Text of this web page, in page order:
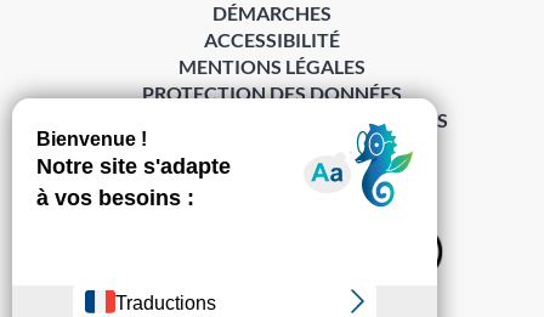
S’abonner à la Gazette ›
DÉMARCHES
ACCESSIBILITÉ
MENTIONS LÉGALES
PROTECTION DES DONNÉES
POLITIQUE DE GESTION DES COOKIES